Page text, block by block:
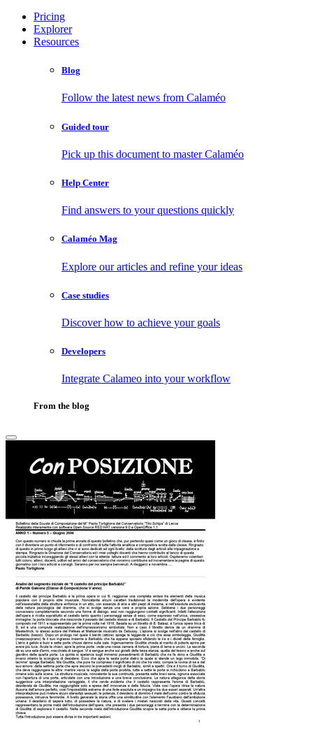
Pricing
Explorer
Resources
Blog
Follow the latest news from Calaméo
Guided tour
Pick up this document to master Calaméo
Help Center
Find answers to your questions quickly
Calaméo Mag
Explore our articles and refine your ideas
Case studies
Discover how to achieve your goals
Developers
Integrate Calameo into your workflow
From the blog